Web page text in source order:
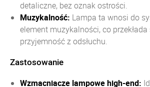
detaliczne, bez oznak ostrości.
Muzykalność: Lampa ta wnosi do
element muzykalności, co przekłada
przyjemność z odsłuchu.
Zastosowanie
Wzmacniacze lampowe high-end: